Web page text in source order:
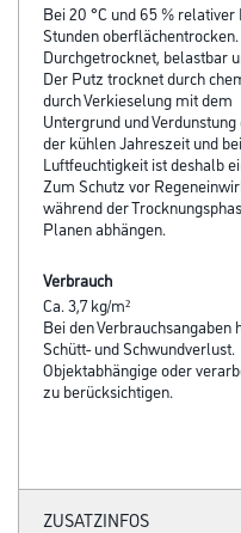
Bei 20 °C und 65 %
Stunden oberflächentrocken.
Durchgetrocknet, belastbar
Der Putz trocknet durch
durch Verkieselung mit dem
Untergrund und
der kühlen Jahreszeit und
Luftfeuchtigkeit ist deshalb
Zum Schutz vor
während der
Planen abhängen.
Verbrauch
Ca. 3,7 kg/m²
Bei den
Schütt- und Schwundverlust.
Objektabhängige oder
zu berücksichtigen.
ZUSATZINFOS